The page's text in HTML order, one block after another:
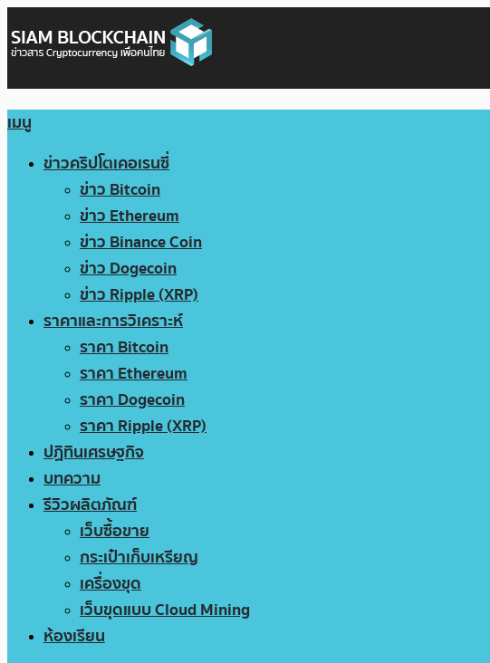
เมนู
ข่าวคริปโตเคอเรนซี่
ข่าว Bitcoin
ข่าว Ethereum
ข่าว Binance Coin
ข่าว Dogecoin
ข่าว Ripple (XRP)
ราคาและการวิเคราะห์
ราคา Bitcoin
ราคา Ethereum
ราคา Dogecoin
ราคา Ripple (XRP)
ปฏิทินเศรษฐกิจ
บทความ
รีวิวผลิตภัณฑ์
เว็บซื้อขาย
กระเป๋าเก็บเหรียญ
เครื่องขุด
เว็บขุดแบบ Cloud Mining
ห้องเรียน